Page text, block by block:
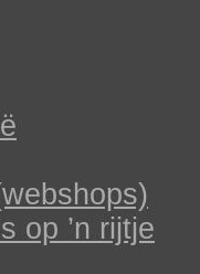
op ’n rijtje